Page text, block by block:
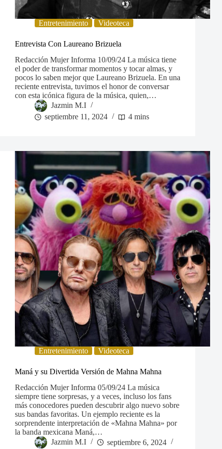
Entretenimiento Videoteca
Entrevista Con Laureano Brizuela
Redacción Mujer Informa 10/09/24 La música tiene
el poder de transformar momentos y tocar almas, y
pocos lo saben mejor que Laureano Brizuela. En una
reciente entrevista, tuvimos el honor de conversar
con esta icónica figura de la música, quien,…
Jazmin M.I
septiembre 11, 2024
4 mins
Entretenimiento Videoteca
Maná y su Divertida Versión de Mahna Mahna
Redacción Mujer Informa 05/09/24 La música
siempre tiene sorpresas, y a veces, incluso los fans
más conocedores pueden descubrir algo nuevo sobre
sus bandas favoritas. Un ejemplo reciente es la
sorprendente interpretación de «Mahna Mahna» por
la banda mexicana Maná,…
Jazmin M.I
septiembre 6, 2024